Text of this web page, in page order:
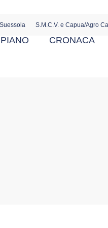
S.M.C.V. e Capua/Agro
CRONACA